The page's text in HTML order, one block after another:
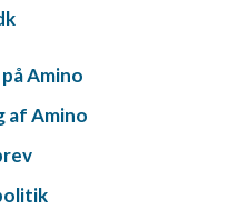
Amino
af Amino